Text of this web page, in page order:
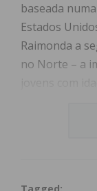
baseada
Estados
Raimonda a
no Norte – a
Os jovens